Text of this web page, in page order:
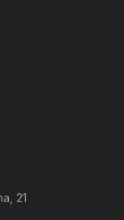
21